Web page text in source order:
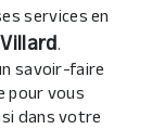
services en
Villard.
savoir-faire
pour vous
dans votre